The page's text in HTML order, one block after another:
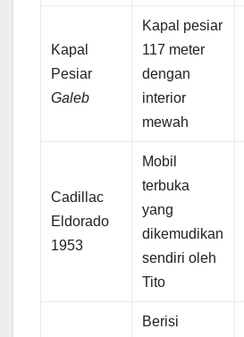
Kapal
Pesiar
Galeb
Kapal pesiar
117 meter
dengan
interior
mewah
Cadillac
Eldorado
1953
Mobil
terbuka
yang
dikemudikan
sendiri oleh
Tito
Berisi